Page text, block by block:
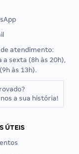
atendimento:
a sexta (8h às 20h),
às 13h).
a sua história!
ÚTEIS